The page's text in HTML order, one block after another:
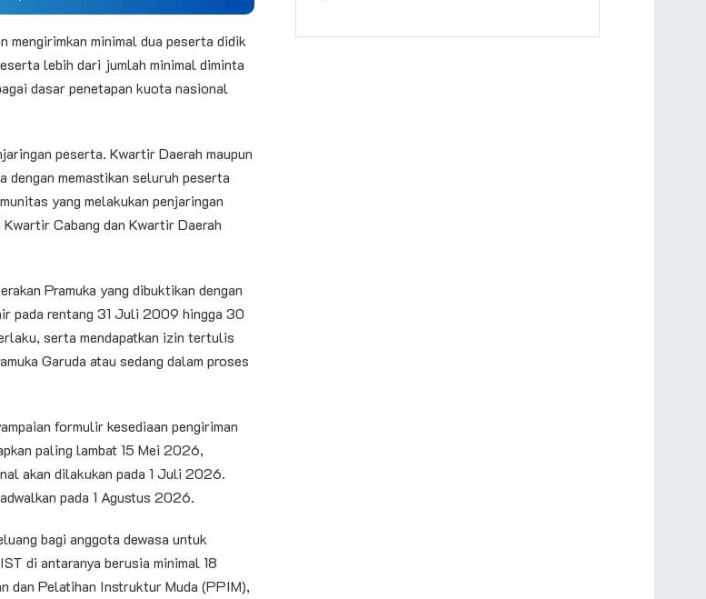
mengirimkan minimal dua peserta didik
lebih dari jumlah minimal diminta
dasar penetapan kuota nasional
peserta. Kwartir Daerah maupun
dengan memastikan seluruh peserta
yang melakukan penjaringan
Cabang dan Kwartir Daerah
Pramuka yang dibuktikan dengan
pada rentang 31 Juli 2009 hingga 30
serta mendapatkan izin tertulis
Garuda atau sedang dalam proses
formulir kesediaan pengiriman
paling lambat 15 Mei 2026,
akan dilakukan pada 1 Juli 2026.
pada 1 Agustus 2026.
bagi anggota dewasa untuk
di antaranya berusia minimal 18
dan Pelatihan Instruktur Muda (PPIM),